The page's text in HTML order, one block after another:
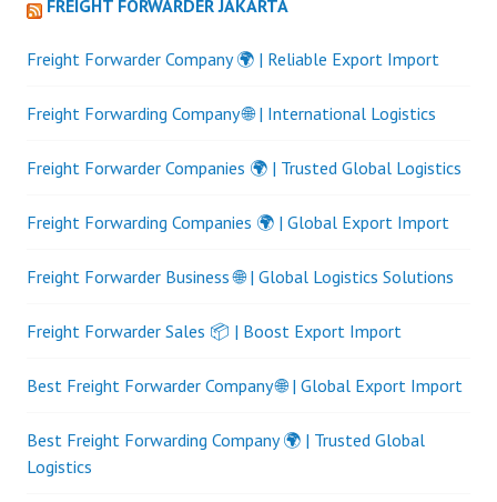
FREIGHT FORWARDER JAKARTA
Freight Forwarder Company 🌍 | Reliable Export Import
Freight Forwarding Company 🌐 | International Logistics
Freight Forwarder Companies 🌍 | Trusted Global Logistics
Freight Forwarding Companies 🌍 | Global Export Import
Freight Forwarder Business 🌐 | Global Logistics Solutions
Freight Forwarder Sales 📦 | Boost Export Import
Best Freight Forwarder Company 🌐 | Global Export Import
Best Freight Forwarding Company 🌍 | Trusted Global
Logistics